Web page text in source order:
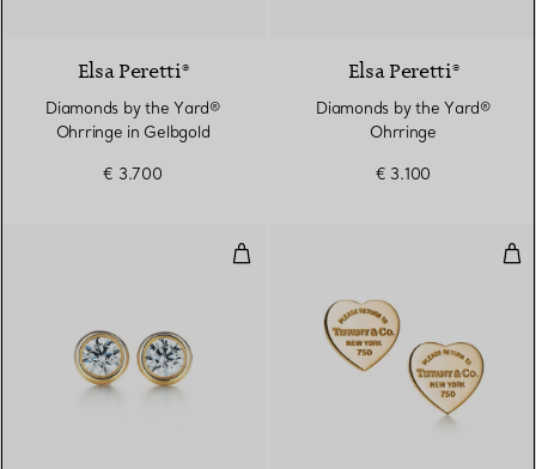
Elsa Peretti®
Diamonds by the Yard®
Ohrringe in Gelbgold
€ 3.700
Elsa Peretti®
Diamonds by the Yard®
Ohrringe
€ 3.100
Diamonds by the Yard®